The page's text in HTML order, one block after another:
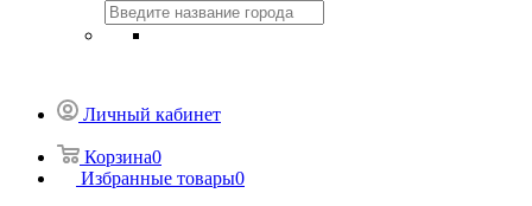
Личный кабинет
Корзина0
Избранные товары0